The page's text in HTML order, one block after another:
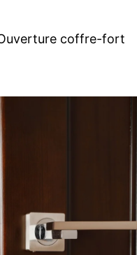
coffre-fort